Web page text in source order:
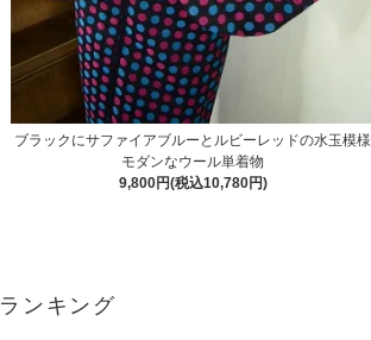
ブラックにサファイアブルーとルビーレッドの水玉模様
モダンなウール単着物
9,800円(税込10,780円)
ランキング